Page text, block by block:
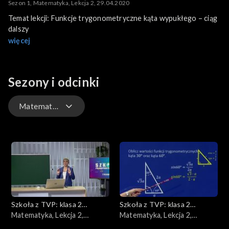
Sezon 1, Matematyka, Lekcja 2, 29.04.2020
Temat lekcji: Funkcje trygonometryczne kąta wypukłego – ciąg
dalszy
więcej
Sezony i odcinki
Matematyka
Język niemiecki
Edukacja dla bezpieczeństwa
Szkoła z TVP: klasa 2
ponadpodstawowa
Matematyka, Lekcja 2,
Szkoła z TVP: klasa 2
ponadpodstawowa
Matematyka, Lekcja 2,